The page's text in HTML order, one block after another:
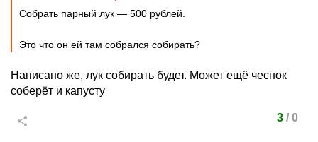
Собрать парный лук — 500 рублей.
Это что он ей там собрался собирать?
Написано же, лук собирать будет. Может ещё чеснок
соберёт и капусту
3/ 0